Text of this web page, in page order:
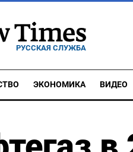
РУССКАЯ СЛУЖБА
ЭКОНОМИКА ВИДЕО